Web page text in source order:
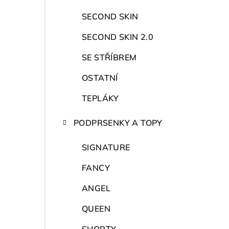
SECOND SKIN
SECOND SKIN 2.0
SE STŘÍBREM
OSTATNÍ
TEPLÁKY
PODPRSENKY A TOPY
SIGNATURE
FANCY
ANGEL
QUEEN